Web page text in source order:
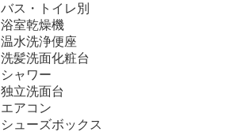
バス・トイレ別
浴室乾燥機
温水洗浄便座
洗髪洗面化粧台
シャワー
独立洗面台
エアコン
シューズボックス